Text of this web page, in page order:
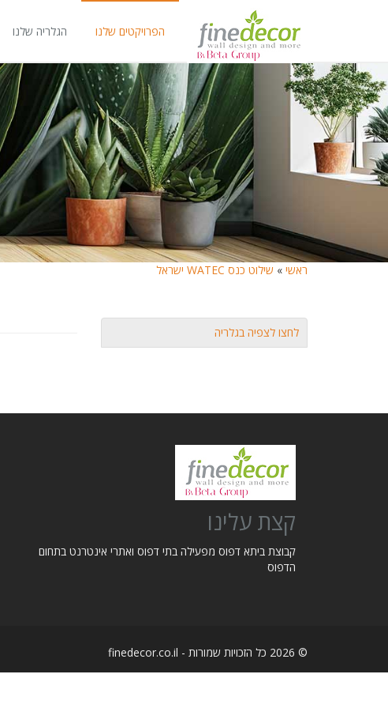
הפרויקטים שלנו הגלריה שלנו
ראשי » שילוט כנס WATEC ישראל
לחצו לצפיה בגלריה
קצת עלינו
קבוצת ביתא דפוס מפעילה בתי דפוס ואתרי אינטרנט בתחום
הדפוס
© 2026 כל הזכויות שמורות - finedecor.co.il